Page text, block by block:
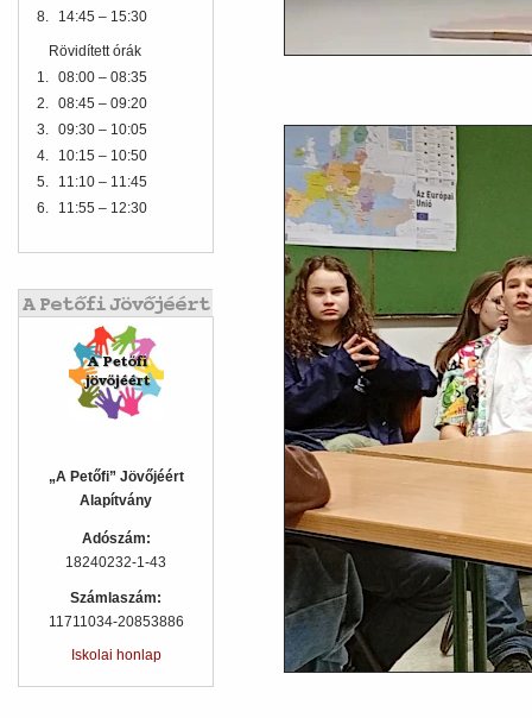
8.
14:45 – 15:30
Rövidített órák
1. 08:00 – 08:35
2. 08:45 – 09:20
3. 09:30 – 10:05
4.
10:15 – 10:50
5.
11:10 – 11:45
6.
11:55 – 12:30
„A Petőfi” Jövőjéért
Alapítvány
Adószám:
18240232-1-43
Számlaszám:
11711034-20853886
Iskolai honlap